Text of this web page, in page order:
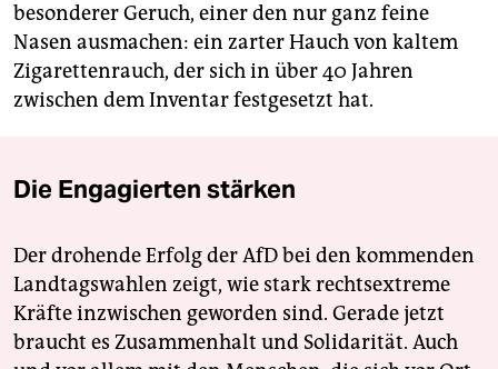
besonderer Geruch, einer den nur ganz feine
Nasen ausmachen: ein zarter Hauch von kaltem
Zigarettenrauch, der sich in über 40 Jahren
zwischen dem Inventar festgesetzt hat.
Die Engagierten stärken
Der drohende Erfolg der AfD bei den kommenden
Landtagswahlen zeigt, wie stark rechtsextreme
Kräfte inzwischen geworden sind. Gerade jetzt
braucht es Zusammenhalt und Solidarität. Auch